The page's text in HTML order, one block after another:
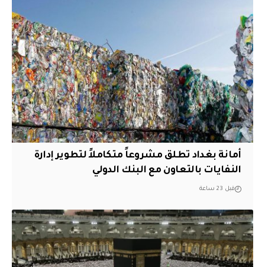
أمانة بغداد تطلق مشروعاً متكاملاً لتطوير إدارة
النفايات بالتعاون مع البنك الدولي
قبل 23 ساعة